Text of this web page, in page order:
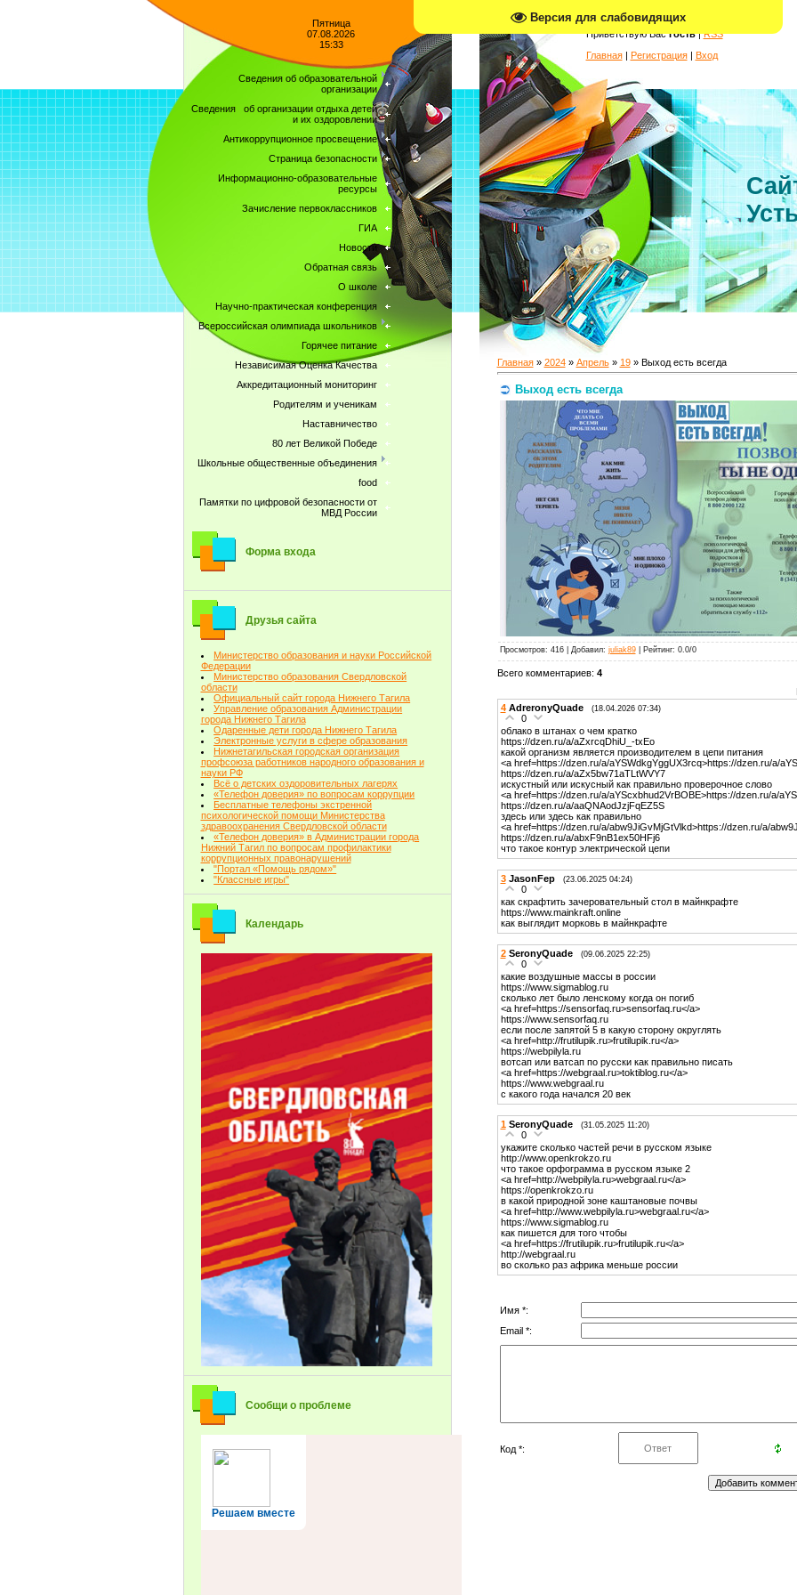
Версия для слабовидящих
Пятница
07.08.2026
15:33
Сведения об образовательной
организации
Сведения об организации отдыха детей
и их оздоровлении
Антикоррупционное просвещение
Страница безопасности
Информационно-образовательные
ресурсы
Зачисление первоклассников
ГИА
Новости
Обратная связь
О школе
Научно-практическая конференция
Всероссийская олимпиада школьников
Горячее питание
Независимая Оценка Качества
Аккредитационный мониторинг
Родителям и ученикам
Наставничество
80 лет Великой Победе
Школьные общественные объединения
food
Памятки по цифровой безопасности от
МВД России
Форма входа
Друзья сайта
Министерство образования и науки Российской
Федерации
Министерство образования Свердловской
области
Официальный сайт города Нижнего Тагила
Управление образования Администрации
города Нижнего Тагила
Одаренные дети города Нижнего Тагила
Электронные услуги в сфере образования
Нижнетагильская городская организация
профсоюза работников народного образования и
науки РФ
Всё о детских оздоровительных лагерях
«Телефон доверия» по вопросам коррупции
Бесплатные телефоны экстренной
психологической помощи Министерства
здравоохранения Свердловской области
«Телефон доверия» в Администрации города
Нижний Тагил по вопросам профилактики
коррупционных правонарушений
"Портал «Помощь рядом»"
"Классные игры"
Календарь
Сообщи о проблеме
Решаем вместе
Приветствую Вас Гость|RSS
Главная| Регистрация| Вход
Главная» 2024 » Апрель » 19» Выход есть всегда
Выход есть всегда
Просмотров: 416 | Добавил: juliak89| Рейтинг: 0.0/0
Всего комментариев: 4
4 AdreronyQuade (18.04.2026 07:34)
0
облако в штанах о чем кратко
https://dzen.ru/a/aZxrcqDhiU_-txEo
какой организм является производителем в цепи питания
<a href=https://dzen.ru/a/aYSWdkgYggUX3rcq>https://dzen.ru/a/
https://dzen.ru/a/aZx5bw71aTLtWVY7
искустный или искусный как правильно проверочное слово
<a href=https://dzen.ru/a/aYScxbhud2VrBOBE>https://dzen.ru/a/
https://dzen.ru/a/aaQNAodJzjFqEZ5S
здесь или здесь как правильно
<a href=https://dzen.ru/a/abw9JiGvMjGtVlkd>https://dzen.ru/a/
https://dzen.ru/a/abxF9nB1ex50HFj6
что такое контур электрической цепи
3 JasonFep (23.06.2025 04:24)
0
как скрафтить зачеровательный стол в майнкрафте
https://www.mainkraft.online
как выглядит морковь в майнкрафте
2 SeronyQuade (09.06.2025 22:25)
0
какие воздушные массы в россии
https://www.sigmablog.ru
сколько лет было ленскому когда он погиб
<a href=https://sensorfaq.ru>sensorfaq.ru</a>
https://www.sensorfaq.ru
если после запятой 5 в какую сторону округлять
<a href=http://frutilupik.ru>frutilupik.ru</a>
https://webpilyla.ru
вотсап или ватсап по русски как правильно писать
<a href=https://webgraal.ru>toktiblog.ru</a>
https://www.webgraal.ru
с какого года начался 20 век
1 SeronyQuade (31.05.2025 11:20)
0
укажите сколько частей речи в русском языке
http://www.openkrokzo.ru
что такое орфограмма в русском языке 2
<a href=http://webpilyla.ru>webgraal.ru</a>
https://openkrokzo.ru
в какой природной зоне каштановые почвы
<a href=http://www.webpilyla.ru>webgraal.ru</a>
https://www.sigmablog.ru
как пишется для того чтобы
<a href=https://frutilupik.ru>frutilupik.ru</a>
http://webgraal.ru
во сколько раз африка меньше россии
Имя *:
Email *:
Код *: